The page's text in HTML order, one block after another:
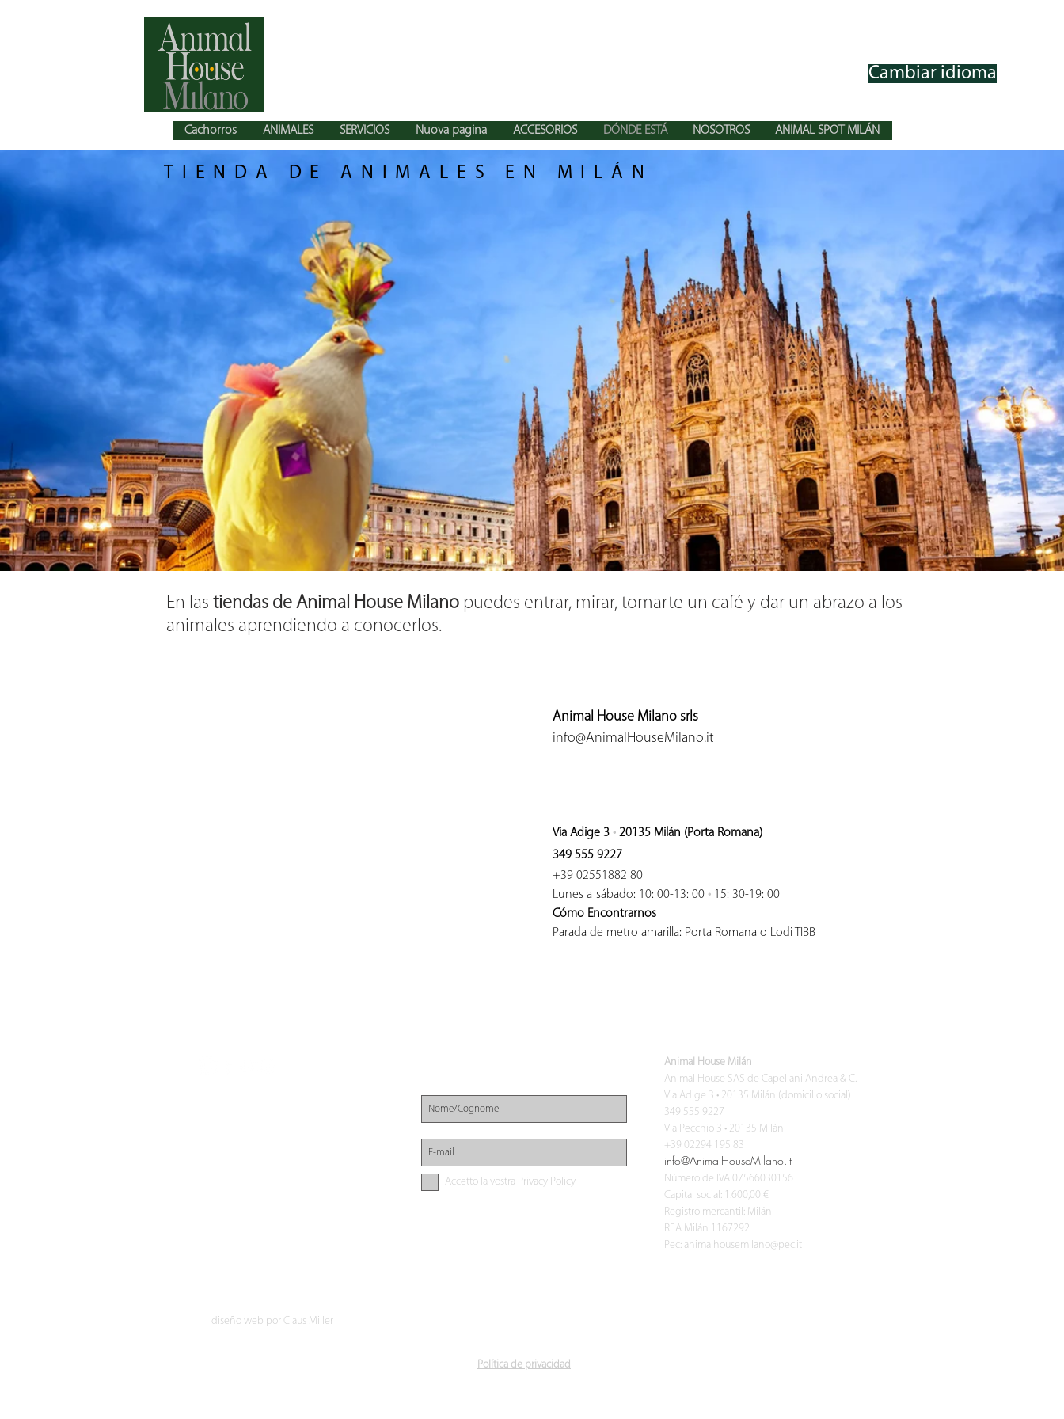
Cachorros ANIMALES SERVICIOS Nuova pagina ACCESORIOS DÓNDE ESTÁ NOSOTROS ANIMAL SPOT MILÁN
Cambiar idioma
TIENDA DE ANIMALES EN MILÁN
En las tiendas de Animal House Milano puedes entrar, mirar, tomarte un café y dar un abrazo a los
animales aprendiendo a conocerlos.
Animal House Milano srls
info@AnimalHouseMilano.it
Via Adige 3 • 20135 Milán (Porta Romana)
349 555 9227
+39 02551882 80
Lunes a sábado: 10: 00-13: 00 • 15: 30-19: 00
Cómo Encontrarnos
Parada de metro amarilla: Porta Romana o Lodi TIBB
Accetto la vostra Privacy Policy
Animal House Milán
Animal House SAS de Capellani Andrea & C.
Via Adige 3 • 20135 Milán (domicilio social)
349 555 9227
Via Pecchio 3 • 20135 Milán
+39 02294 195 83
info@AnimalHouseMilano.it
Número de IVA 07566030156
Capital social: 1.600,00 €
Registro mercantil: Milán
REA Milán 1167292
Pec: animalhousemilano@pec.it
diseño web por Claus Miller
Política de privacidad